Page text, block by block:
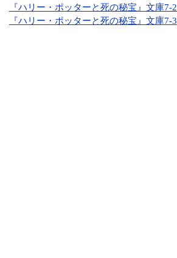
『ハリー・ポッターと死の秘宝』文庫7-2
『ハリー・ポッターと死の秘宝』文庫7-3